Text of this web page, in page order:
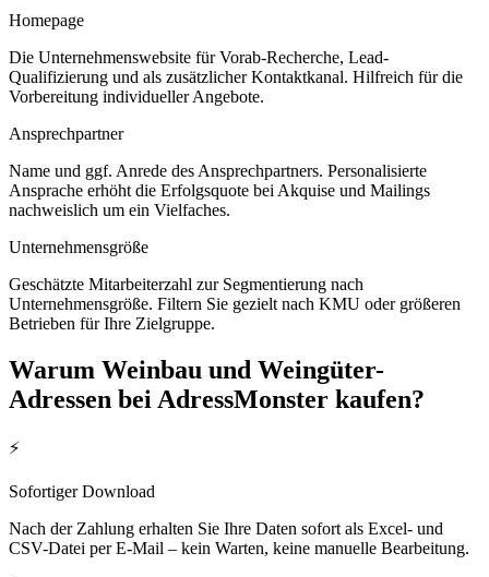
Homepage
Die Unternehmenswebsite für Vorab-Recherche, Lead-
Qualifizierung und als zusätzlicher Kontaktkanal. Hilfreich für die
Vorbereitung individueller Angebote.
Ansprechpartner
Name und ggf. Anrede des Ansprechpartners. Personalisierte
Ansprache erhöht die Erfolgsquote bei Akquise und Mailings
nachweislich um ein Vielfaches.
Unternehmensgröße
Geschätzte Mitarbeiterzahl zur Segmentierung nach
Unternehmensgröße. Filtern Sie gezielt nach KMU oder größeren
Betrieben für Ihre Zielgruppe.
Warum Weinbau und Weingüter-
Adressen bei AdressMonster kaufen?
⚡
Sofortiger Download
Nach der Zahlung erhalten Sie Ihre Daten sofort als Excel- und
CSV-Datei per E-Mail – kein Warten, keine manuelle Bearbeitung.